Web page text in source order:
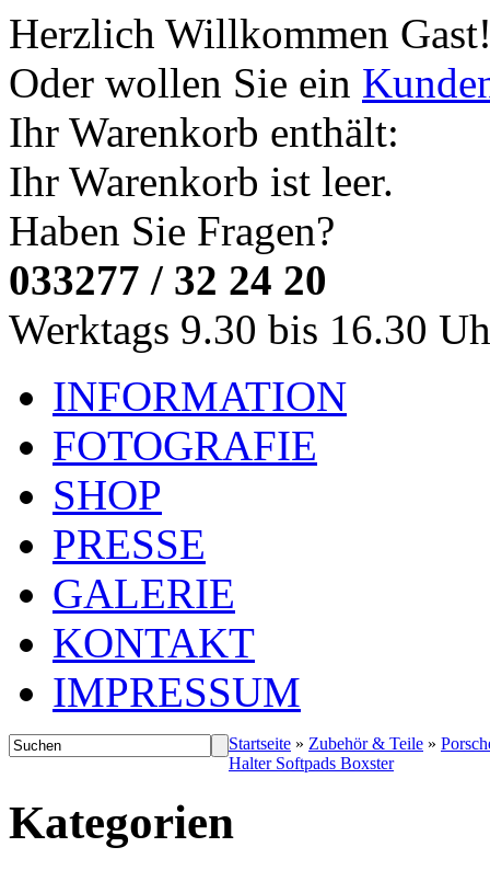
Herzlich Willkommen
Oder wollen Sie ein
Ihr Warenkorb enthält:
Ihr Warenkorb ist leer.
Haben Sie Fragen?
033277 / 32 24 20
Werktags 9.30 bis 16.30
INFORMATION
FOTOGRAFIE
SHOP
PRESSE
GALERIE
KONTAKT
IMPRESSUM
Startseite » Zubehör & Teile »
Halter Softpads Boxster
Kategorien